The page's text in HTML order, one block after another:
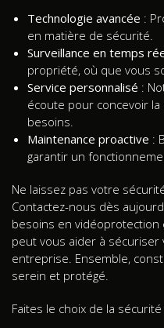
Technologie avancée :
en matière de sécurité.
Surveillance en temps
propriété, où que vous
Service personnalisé :
écoute pour concevoir
besoins.
Maintenance proactive :
garantir un
Ne laissez pas votre
Contactez-nous dès
besoins en vidéoprotection
peut vous aider à
entreprise. Ensemble,
serein et protégé.
Faites le choix de la